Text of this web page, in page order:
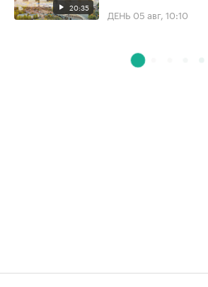
20:35 ДЕНЬ 05 авг, 10:10